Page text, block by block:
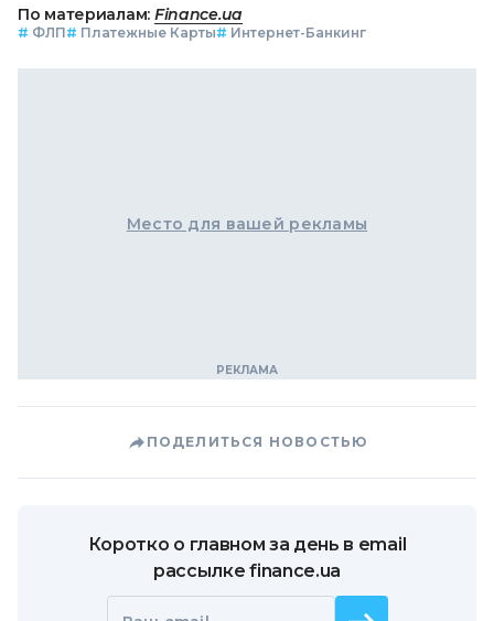
По материалам: Finance.ua
# ФЛП# Платежные Карты# Интернет-Банкинг
Место для вашей рекламы
ПОДЕЛИТЬСЯ НОВОСТЬЮ
Коротко о главном за день в email
рассылке finance.ua